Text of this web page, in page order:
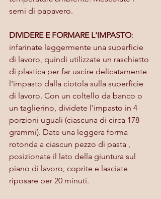
semi di papavero.
DIVIDERE E FORMARE L'IMPASTO:
infarinate leggermente una superficie
di lavoro, quindi utilizzate un raschietto
di plastica per far uscire delicatamente
l'impasto dalla ciotola sulla superficie
di lavoro. Con un coltello da banco o
un taglierino, dividete l'impasto in 4
porzioni uguali (ciascuna di circa 178
grammi). Date una leggera forma
rotonda a ciascun pezzo di pasta ,
posizionate il lato della giuntura sul
piano di lavoro, coprite e lasciate
riposare per 20 minuti.